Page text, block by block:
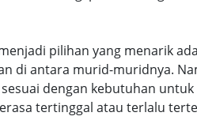
pilihan yang menarik
di antara murid-muridnya.
dengan kebutuhan
tertinggal atau terlalu